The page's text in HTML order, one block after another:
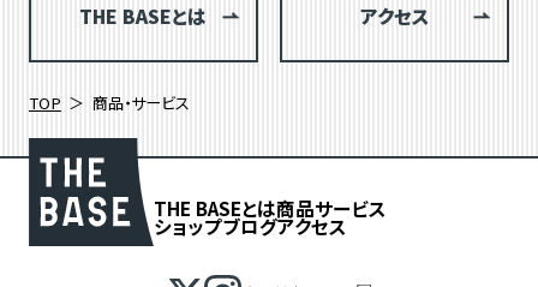
THE BASEとは アクセス
TOP 商品・サービス
THE BASEとは商品サービス
ショップブログアクセス